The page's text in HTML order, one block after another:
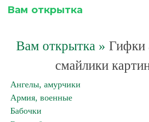
Вам открытка
Вам открытка » Гифки
смайлики
Ангелы, амурчики
Армия, военные
Бабочки